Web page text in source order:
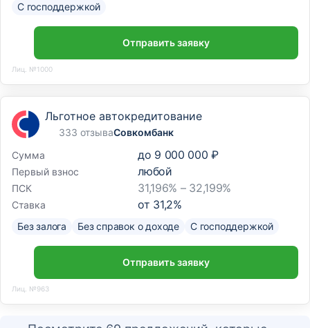
С господдержкой
Отправить заявку
Лиц. №1000
Льготное автокредитование
333 отзываСовкомбанк
Сумма
до 9 000 000 ₽
Первый взнос любой
ПСК 31,196% – 32,199%
Ставка от 31,2%
Без залога Без справок о доходе С господдержкой
Отправить заявку
Лиц. №963